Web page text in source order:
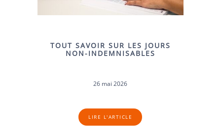
TOUT SAVOIR SUR LES JOURS
NON-INDEMNISABLES
26 mai 2026
LIRE L'ARTICLE